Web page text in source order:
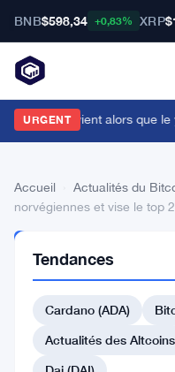
BNB$598,34 +0,83% XRP
URGENT
japon intervient alors que le
Accueil Actualités du
norvégiennes et vise le top
DU BITCOIN
rachète
deux
Tendances
Cardano (ADA)
Actualités des Altcoins